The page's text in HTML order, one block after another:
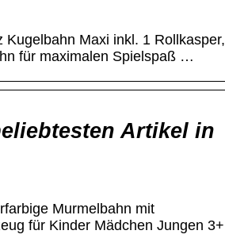
Maxi inkl. 1 Rollkasper,
für maximalen Spielspaß …
Artikel in
Murmelbahn mit
für Kinder Mädchen Jungen 3+